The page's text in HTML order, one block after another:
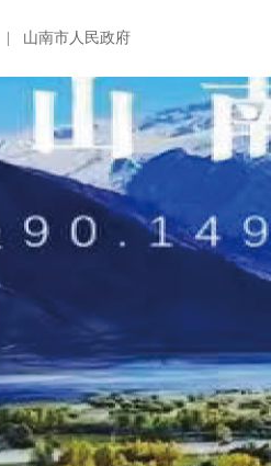
山南市人民政府